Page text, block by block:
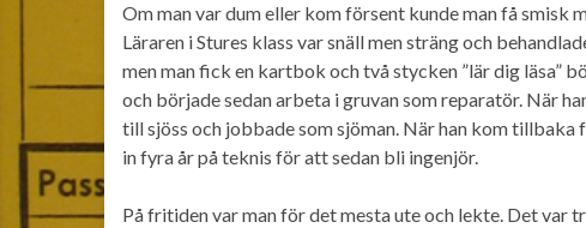
Om man var dum eller kom försent kunde man få smisk
Läraren i Stures klass var snäll men sträng och
men man fick en kartbok och två stycken ”lär dig läsa”
och började sedan arbeta i gruvan som reparatör. När
till sjöss och jobbade som sjöman. När han kom tillbaka
in fyra år på teknis för att sedan bli ingenjör.
På fritiden var man för det mesta ute och lekte. Det var